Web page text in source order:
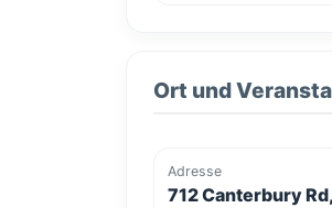
Ort und
Adresse
712 Canterbury